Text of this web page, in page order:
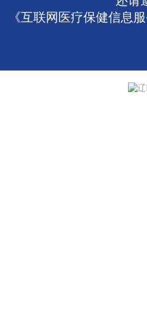
《互联网医疗保健信息
辽